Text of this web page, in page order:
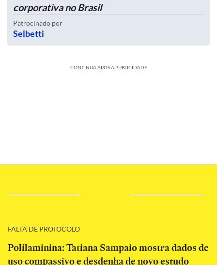
corporativa no Brasil
Patrocinado por
Selbetti
CONTINUA APÓS A PUBLICIDADE
FALTA DE PROTOCOLO
Polilaminina: Tatiana Sampaio mostra dados de
uso compassivo e desdenha de novo estudo